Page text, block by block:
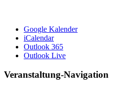
Google Kalender
iCalendar
Outlook 365
Outlook Live
Veranstaltung-Navigation